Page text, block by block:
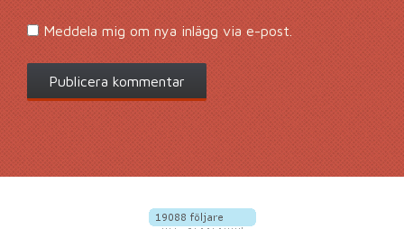
Meddela mig om nya inlägg via e-post.